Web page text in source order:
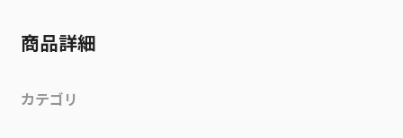
商品詳細
カテゴリ